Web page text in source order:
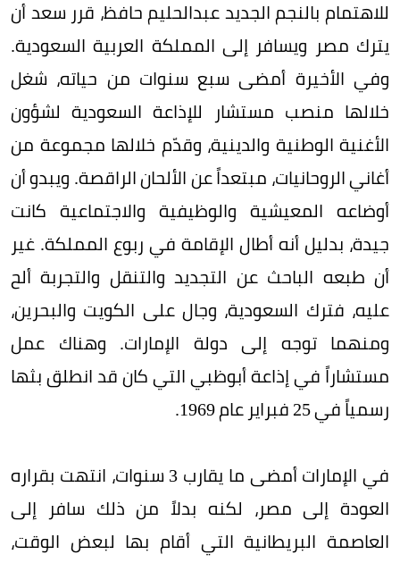
للاهتمام بالنجم الجديد عبدالحليم حافظ، قرر سعد أن
يترك مصر ويسافر إلى المملكة العربية السعودية.
وفي الأخيرة أمضى سبع سنوات من حياته، شغل
خلالها منصب مستشار للإذاعة السعودية لشؤون
الأغنية الوطنية والدينية، وقدّم خلالها مجموعة من
أغاني الروحانيات، مبتعداً عن الألحان الراقصة. ويبدو أن
أوضاعه المعيشية والوظيفية والاجتماعية كانت
جيدة، بدليل أنه أطال الإقامة في ربوع المملكة. غير
أن طبعه الباحث عن التجديد والتنقل والتجربة ألح
عليه، فترك السعودية، وجال على الكويت والبحرين،
ومنهما توجه إلى دولة الإمارات. وهناك عمل
مستشاراً في إذاعة أبوظبي التي كان قد انطلق بثها
رسمياً في 25 فبراير عام 1969.
في الإمارات أمضى ما يقارب 3 سنوات، انتهت بقراره
العودة إلى مصر، لكنه بدلاً من ذلك سافر إلى
العاصمة البريطانية التي أقام بها لبعض الوقت،